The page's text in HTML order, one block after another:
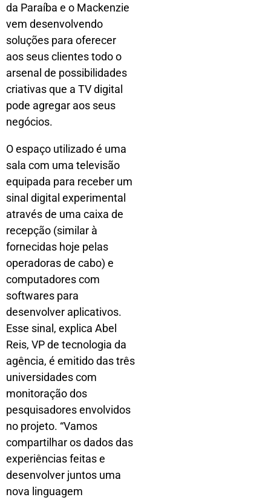
da Paraíba e o Mackenzie
vem desenvolvendo
soluções para oferecer
aos seus clientes todo o
arsenal de possibilidades
criativas que a TV digital
pode agregar aos seus
negócios.
O espaço utilizado é uma
sala com uma televisão
equipada para receber um
sinal digital experimental
através de uma caixa de
recepção (similar à
fornecidas hoje pelas
operadoras de cabo) e
computadores com
softwares para
desenvolver aplicativos.
Esse sinal, explica Abel
Reis, VP de tecnologia da
agência, é emitido das três
universidades com
monitoração dos
pesquisadores envolvidos
no projeto. “Vamos
compartilhar os dados das
experiências feitas e
desenvolver juntos uma
nova linguagem